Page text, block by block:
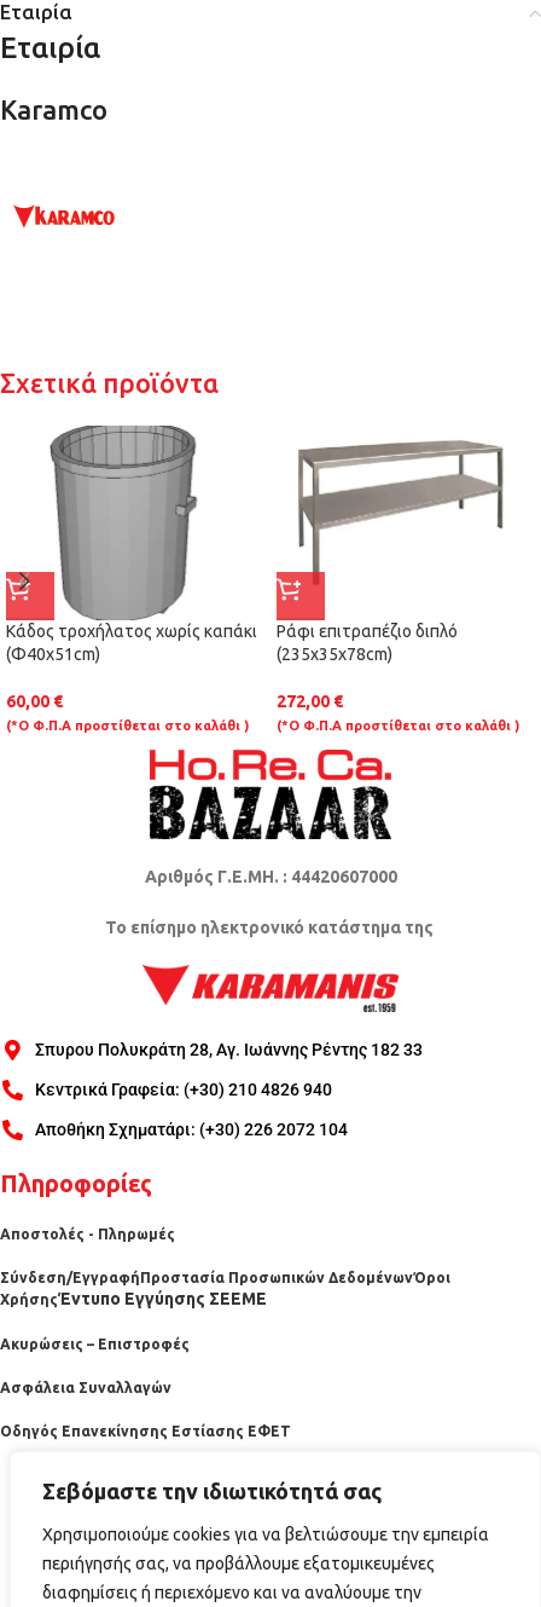
Σεβόμαστε την ιδιωτικότητά σας
Χρησιμοποιούμε cookies για να βελτιώσουμε την εμπειρία
περιήγησής σας, να προβάλλουμε εξατομικευμένες
διαφημίσεις ή περιεχόμενο και να αναλύουμε την
Εταιρία
Εταιρία
Karamco
Σχετικά προϊόντα
Κάδος τροχήλατος χωρίς καπάκι
(Φ40x51cm)
60,00 €
(*Ο Φ.Π.Α προστίθεται στο καλάθι )
Ράφι επιτραπέζιο διπλό
(235x35x78cm)
272,00 €
(*Ο Φ.Π.Α προστίθεται στο καλάθι )
Αριθμός Γ.Ε.ΜΗ. : 44420607000
Το επίσημο ηλεκτρονικό κατάστημα της
Σπυρου Πολυκράτη 28, Αγ. Ιωάννης Ρέντης 182 33
Κεντρικά Γραφεία: (+30) 210 4826 940
Αποθήκη Σχηματάρι: (+30) 226 2072 104
Πληροφορίες
Αποστολές - Πληρωμές
Σύνδεση/Εγγραφή Προστασία Προσωπικών ΔεδομένωνΌροι
ΧρήσηςΈντυπο Εγγύησης ΣΕΕΜΕ
Ακυρώσεις – Επιστροφές
Ασφάλεια Συναλλαγών
Οδηγός Επανεκίνησης Εστίασης ΕΦΕΤ